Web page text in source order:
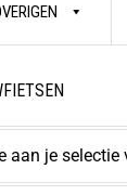
aan je selectie